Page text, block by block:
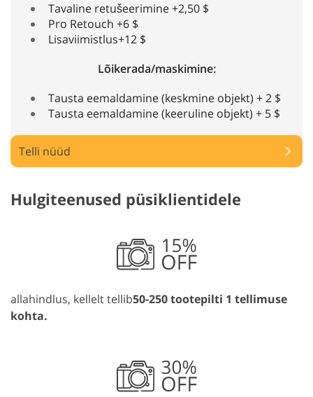
Tavaline retušeerimine +2,50 $
Pro Retouch +6 $
Lisaviimistlus+12 $
Lõikerada/maskimine:
Tausta eemaldamine (keskmine objekt) + 2 $
Tausta eemaldamine (keeruline objekt) + 5 $
Telli nüüd
Hulgiteenused püsiklientidele
allahindlus, kellelt tellib50-250 tootepilti 1 tellimuse
kohta.